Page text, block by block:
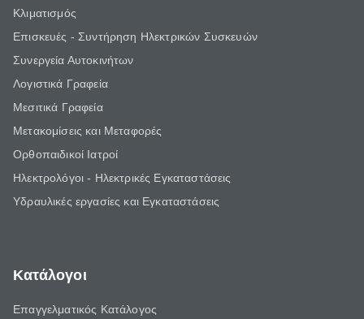
Κλιματισμός
Επισκευές - Συντήρηση Ηλεκτρικών Συσκευών
Συνεργεία Αυτοκινήτων
Λογιστικά Γραφεία
Μεσιτικά Γραφεία
Μετακομίσεις και Μεταφορές
Ορθοπαιδικοί Ιατροί
Ηλεκτρολόγοι - Ηλεκτρικές Εγκαταστάσεις
Υδραυλικές εργασίες και Εγκαταστάσεις
Κατάλογοι
Επαγγελματικός Κατάλογος